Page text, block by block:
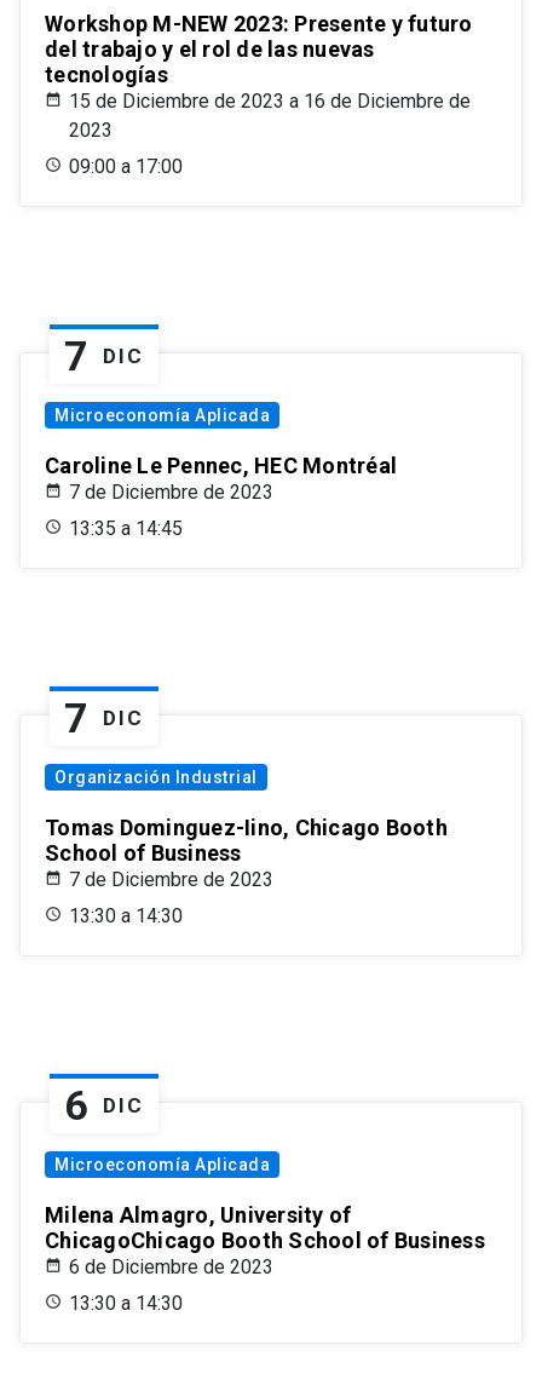
Workshop M-NEW 2023: Presente y futuro
del trabajo y el rol de las nuevas
tecnologías
15 de Diciembre de 2023 a 16 de Diciembre de
2023
09:00 a 17:00
7 DIC
Microeconomía Aplicada
Caroline Le Pennec, HEC Montréal
7 de Diciembre de 2023
13:35 a 14:45
7 DIC
Organización Industrial
Tomas Dominguez-Iino, Chicago Booth
School of Business
7 de Diciembre de 2023
13:30 a 14:30
6 DIC
Microeconomía Aplicada
Milena Almagro, University of
ChicagoChicago Booth School of Business
6 de Diciembre de 2023
13:30 a 14:30